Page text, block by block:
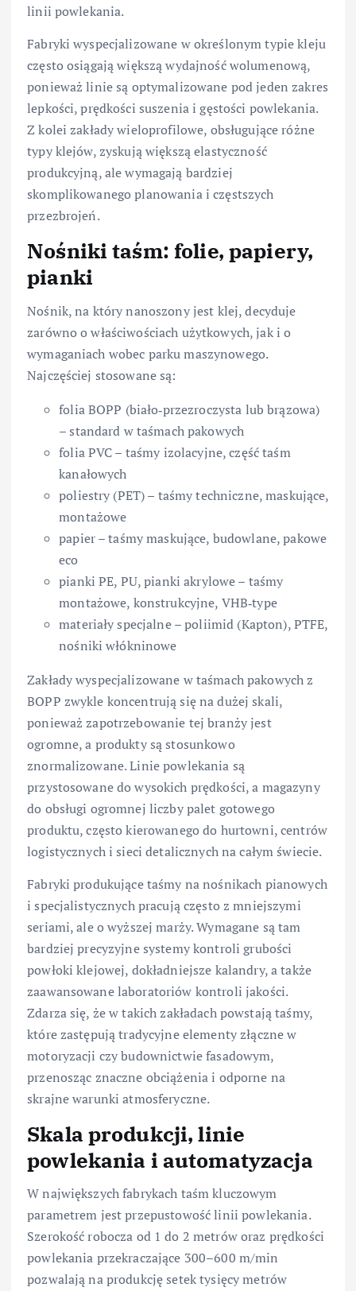
linii powlekania.
Fabryki wyspecjalizowane w określonym typie kleju
często osiągają większą wydajność wolumenową,
ponieważ linie są optymalizowane pod jeden zakres
lepkości, prędkości suszenia i gęstości powlekania.
Z kolei zakłady wieloprofilowe, obsługujące różne
typy klejów, zyskują większą elastyczność
produkcyjną, ale wymagają bardziej
skomplikowanego planowania i częstszych
przezbrojeń.
Nośniki taśm: folie, papiery,
pianki
Nośnik, na który nanoszony jest klej, decyduje
zarówno o właściwościach użytkowych, jak i o
wymaganiach wobec parku maszynowego.
Najczęściej stosowane są:
folia BOPP (biało‑przezroczysta lub brązowa)
– standard w taśmach pakowych
folia PVC – taśmy izolacyjne, część taśm
kanałowych
poliestry (PET) – taśmy techniczne, maskujące,
montażowe
papier – taśmy maskujące, budowlane, pakowe
eco
pianki PE, PU, pianki akrylowe – taśmy
montażowe, konstrukcyjne, VHB‑type
materiały specjalne – poliimid (Kapton), PTFE,
nośniki włókninowe
Zakłady wyspecjalizowane w taśmach pakowych z
BOPP zwykle koncentrują się na dużej skali,
ponieważ zapotrzebowanie tej branży jest
ogromne, a produkty są stosunkowo
znormalizowane. Linie powlekania są
przystosowane do wysokich prędkości, a magazyny
do obsługi ogromnej liczby palet gotowego
produktu, często kierowanego do hurtowni, centrów
logistycznych i sieci detalicznych na całym świecie.
Fabryki produkujące taśmy na nośnikach pianowych
i specjalistycznych pracują często z mniejszymi
seriami, ale o wyższej marży. Wymagane są tam
bardziej precyzyjne systemy kontroli grubości
powłoki klejowej, dokładniejsze kalandry, a także
zaawansowane laboratoriów kontroli jakości.
Zdarza się, że w takich zakładach powstają taśmy,
które zastępują tradycyjne elementy złączne w
motoryzacji czy budownictwie fasadowym,
przenosząc znaczne obciążenia i odporne na
skrajne warunki atmosferyczne.
Skala produkcji, linie
powlekania i automatyzacja
W największych fabrykach taśm kluczowym
parametrem jest przepustowość linii powlekania.
Szerokość robocza od 1 do 2 metrów oraz prędkości
powlekania przekraczające 300–600 m/min
pozwalają na produkcję setek tysięcy metrów